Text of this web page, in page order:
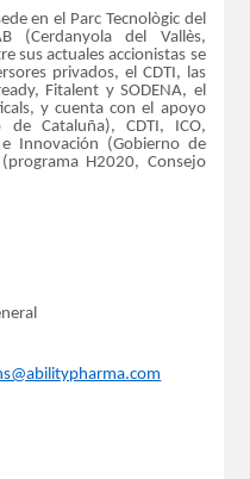
en el Parc Tecnològic del
(Cerdanyola del Vallès,
sus actuales accionistas se
privados, el CDTI, las
Fitalent y SODENA, el
y cuenta con el apoyo
de Cataluña), CDTI, ICO,
Innovación (Gobierno de
H2020, Consejo